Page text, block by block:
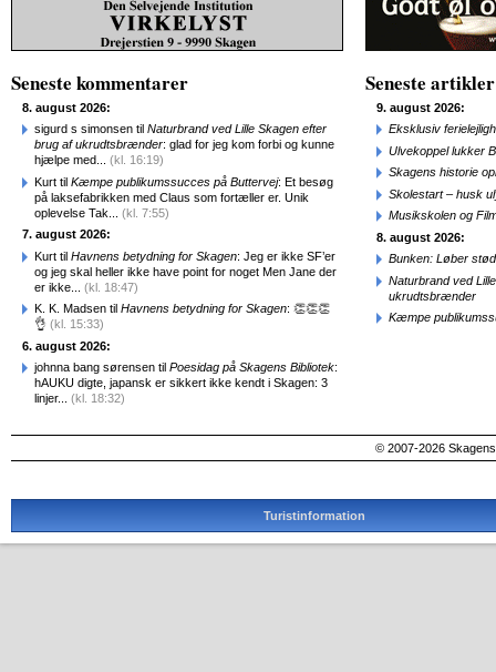
Seneste kommentarer
8. august 2026:
sigurd s simonsen til Naturbrand ved Lille Skagen efter
brug af ukrudtsbrænder: glad for jeg kom forbi og kunne
hjælpe med... (kl. 16:19)
Kurt til Kæmpe publikumssucces på Buttervej: Et besøg
på laksefabrikken med Claus som fortæller er. Unik
oplevelse Tak... (kl. 7:55)
7. august 2026:
Kurt til Havnens betydning for Skagen: Jeg er ikke SF’er
og jeg skal heller ikke have point for noget Men Jane der
er ikke... (kl. 18:47)
K. K. Madsen til Havnens betydning for Skagen: 👏👏👏
👌 (kl. 15:33)
6. august 2026:
johnna bang sørensen til Poesidag på Skagens Bibliotek:
hAUKU digte, japansk er sikkert ikke kendt i Skagen: 3
linjer... (kl. 18:32)
Seneste artikler
9. august 2026:
Eksklusiv
Ulvekoppel lukker
Skagens historie
Skolestart – husk
Musikskolen og
8. august 2026:
Bunken: Løber
Naturbrand ved
ukrudtsbrænder
Kæmpe
© 2007-2026
Turistinformation